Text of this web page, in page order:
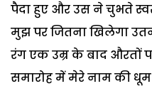
पैदा हुए और उस ने चुभते
मुझ पर जितना खिलेगा
रंग एक उम्र के बाद औरतों
समारोह में मेरे नाम की